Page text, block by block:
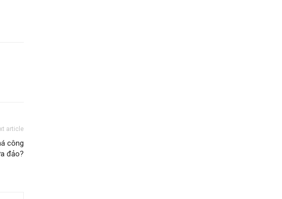
article
công
đảo?